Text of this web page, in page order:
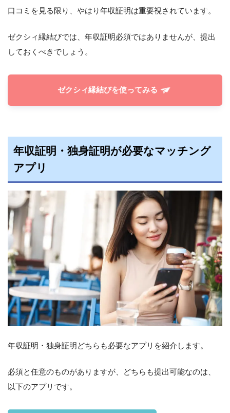
口コミを見る限り、やはり年収証明は重要視されています。
ゼクシィ縁結びでは、年収証明必須ではありませんが、提出
しておくべきでしょう。
ゼクシィ縁結びを使ってみる
年収証明・独身証明が必要なマッチング
アプリ
年収証明・独身証明どちらも必要なアプリを紹介します。
必須と任意のものがありますが、どちらも提出可能なのは、
以下のアプリです。